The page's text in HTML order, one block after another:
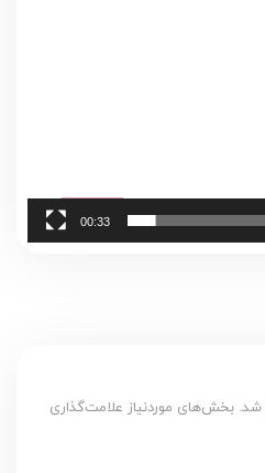
00:33
بخش‌های موردنیاز علامت‌گذاری